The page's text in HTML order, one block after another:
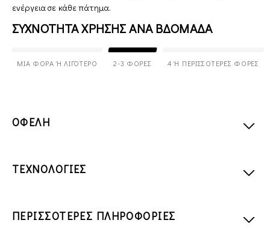
ενέργεια σε κάθε πάτημα.
ΣΥΧΝΟΤΗΤΑ ΧΡΗΣΗΣ ΑΝΑ ΒΔΟΜΑΔΑ
ΜΊΑ ΦΟΡΆ Ή ΛΙΓΌΤΕΡΟ 2-3 ΦΟΡΈΣ 4 Ή ΠΕΡΙΣΣΌΤΕΡΕΣ ΦΟΡΈΣ
ΟΦΕΛΗ
ΤΕΧΝΟΛΟΓΙΕΣ
ΠΕΡΙΣΣΟΤΕΡΕΣ ΠΛΗΡΟΦΟΡΙΕΣ